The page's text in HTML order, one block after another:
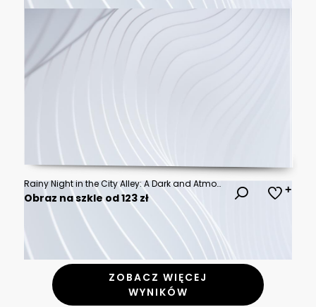
Rainy Night in the City Alley: A Dark and Atmospheric Scene
Obraz na szkle od 123 zł
ZOBACZ WIĘCEJ
WYNIKÓW